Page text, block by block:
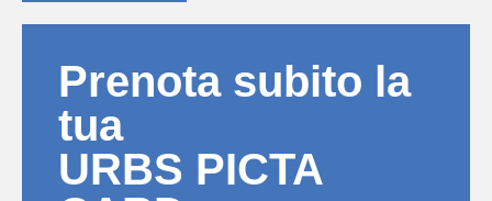
Prenota subito la
tua
URBS PICTA